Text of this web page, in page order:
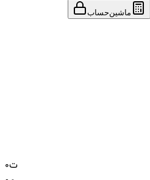
ماشین‌حساب
0ت